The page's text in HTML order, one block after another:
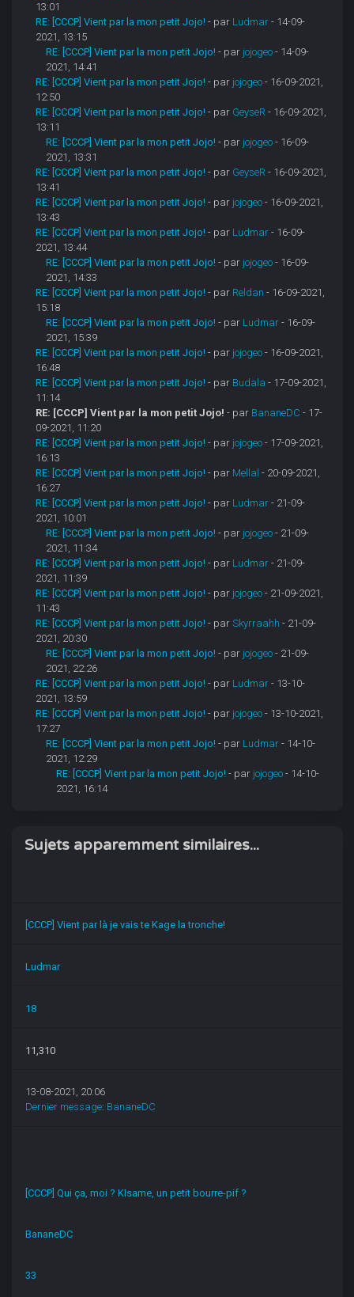
13:01
RE: [CCCP] Vient par la mon petit Jojo! - par Ludmar - 14-09-
2021, 13:15
RE: [CCCP] Vient par la mon petit Jojo! - par jojogeo - 14-09-
2021, 14:41
RE: [CCCP] Vient par la mon petit Jojo! - par jojogeo - 16-09-2021,
12:50
RE: [CCCP] Vient par la mon petit Jojo! - par GeyseR - 16-09-2021,
13:11
RE: [CCCP] Vient par la mon petit Jojo! - par jojogeo - 16-09-
2021, 13:31
RE: [CCCP] Vient par la mon petit Jojo! - par GeyseR - 16-09-2021,
13:41
RE: [CCCP] Vient par la mon petit Jojo! - par jojogeo - 16-09-2021,
13:43
RE: [CCCP] Vient par la mon petit Jojo! - par Ludmar - 16-09-
2021, 13:44
RE: [CCCP] Vient par la mon petit Jojo! - par jojogeo - 16-09-
2021, 14:33
RE: [CCCP] Vient par la mon petit Jojo! - par Reldan - 16-09-2021,
15:18
RE: [CCCP] Vient par la mon petit Jojo! - par Ludmar - 16-09-
2021, 15:39
RE: [CCCP] Vient par la mon petit Jojo! - par jojogeo - 16-09-2021,
16:48
RE: [CCCP] Vient par la mon petit Jojo! - par Budala - 17-09-2021,
11:14
RE: [CCCP] Vient par la mon petit Jojo! - par BananeDC - 17-
09-2021, 11:20
RE: [CCCP] Vient par la mon petit Jojo! - par jojogeo - 17-09-2021,
16:13
RE: [CCCP] Vient par la mon petit Jojo! - par Mellal - 20-09-2021,
16:27
RE: [CCCP] Vient par la mon petit Jojo! - par Ludmar - 21-09-
2021, 10:01
RE: [CCCP] Vient par la mon petit Jojo! - par jojogeo - 21-09-
2021, 11:34
RE: [CCCP] Vient par la mon petit Jojo! - par Ludmar - 21-09-
2021, 11:39
RE: [CCCP] Vient par la mon petit Jojo! - par jojogeo - 21-09-2021,
11:43
RE: [CCCP] Vient par la mon petit Jojo! - parSkyrraahh - 21-09-
2021, 20:30
RE: [CCCP] Vient par la mon petit Jojo! - par jojogeo - 21-09-
2021, 22:26
RE: [CCCP] Vient par la mon petit Jojo! - par Ludmar - 13-10-
2021, 13:59
RE: [CCCP] Vient par la mon petit Jojo! - par jojogeo - 13-10-2021,
17:27
RE: [CCCP] Vient par la mon petit Jojo! - par Ludmar - 14-10-
2021, 12:29
RE: [CCCP] Vient par la mon petit Jojo! - par jojogeo - 14-10-
2021, 16:14
Sujets apparemment similaires...
[CCCP] Vient par là je vais te Kage la tronche!
Ludmar
18
11,310
13-08-2021, 20:06
Dernier message: BananeDC
[CCCP] Qui ça, moi ? KIsame, un petit bourre-pif ?
BananeDC
33